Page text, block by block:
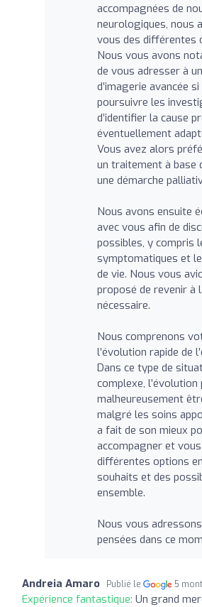
accompagnées de
neurologiques, nous
vous des différentes
Nous vous avons
de vous adresser à
d’imagerie avancée
poursuivre les
d’identifier la cause
éventuellement
Vous avez alors
un traitement à base
une démarche
Nous avons ensuite
avec vous afin de
possibles, y compris
symptomatiques et
de vie. Nous vous
proposé de revenir à
nécessaire.
Nous comprenons
l’évolution rapide de
Dans ce type de
complexe, l’évolution
malheureusement
malgré les soins
a fait de son mieux
accompagner et
différentes options
souhaits et des
ensemble.
Nous vous
pensées dans ce
Andreia Amaro Publié le 5
Expérience fantastique: Un grand